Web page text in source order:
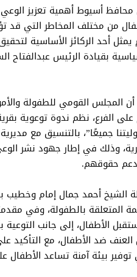
محافظ أسيوط أهمية تعزيز
من مختلف المخاطر التي
أحد الركائز الأساسية
بقيادة الرئيس
المجلس القومي للطفولة
الفرع، نظم ندوة توعوية
جميعًا”، بالتنسيق مع
وذلك في إطار جهود نشر
حقوقهم.
الشيخ أحمد جمال إمام وخطيب
المتعلقة بالطفولة، وفي
الأطفال، إلى جانب التوعية
ضد الأطفال، مع التأكيد
توفير بيئة آمنة تساعد الأطفال